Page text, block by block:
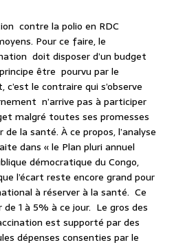
contre la polio en RDC
Pour ce faire, le
doit disposer d’un budget
être pourvu par le
le contraire qui s’observe
n’arrive pas à participer
malgré toutes ses promesses
la santé. À ce propos, l’analyse
dans « le Plan pluri annuel
démocratique du Congo,
l’écart reste encore grand pour
à réserver à la santé. Ce
1 à 5% à ce jour. Le gros des
est supporté par des
dépenses consenties par le